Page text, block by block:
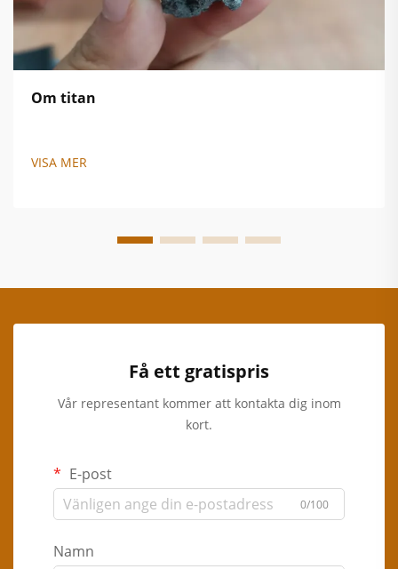
Om titan
VISA MER
Få ett gratispris
Vår representant kommer att kontakta dig inom
kort.
E-post
0/100
Namn